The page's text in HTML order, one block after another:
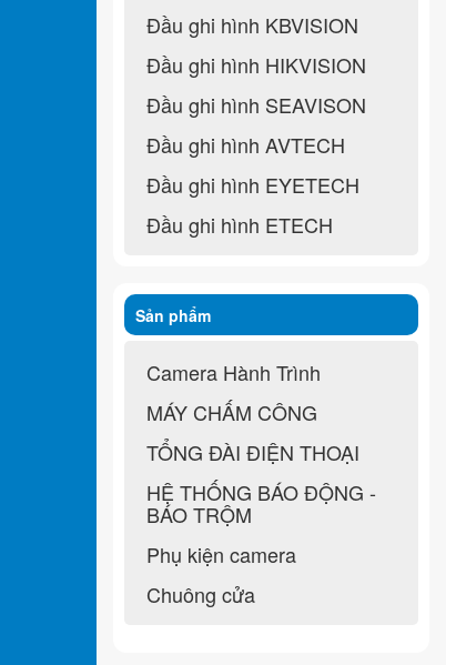
Đầu ghi hình KBVISION
Đầu ghi hình HIKVISION
Đầu ghi hình SEAVISON
Đầu ghi hình AVTECH
Đầu ghi hình EYETECH
Đầu ghi hình ETECH
Sản phẩm
Camera Hành Trình
MÁY CHẤM CÔNG
TỔNG ĐÀI ĐIỆN THOẠI
HỆ THỐNG BÁO ĐỘNG -
BÁO TRỘM
Phụ kiện camera
Chuông cửa